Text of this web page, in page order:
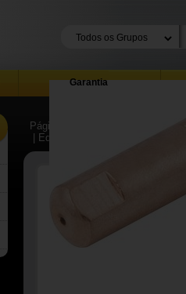
Garantia
Página Inicial
| Equipamentos, acessórios e